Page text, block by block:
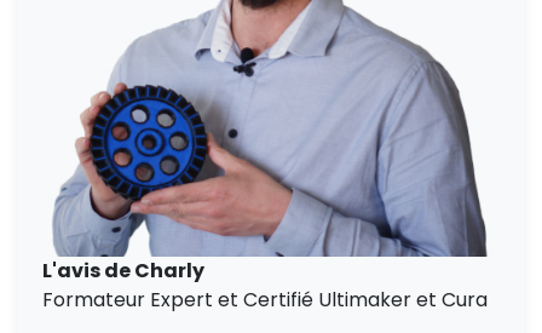
L'avis de Charly
Formateur Expert et Certifié Ultimaker et Cura